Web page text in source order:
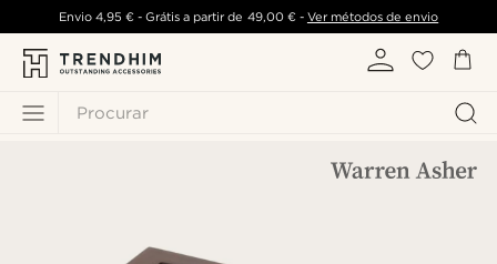
Procurar
Envio 4,95 €- Grátis a partir de 49,00 €- Ver métodos de envio